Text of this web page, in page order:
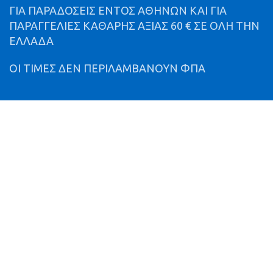
ΓΙΑ ΠΑΡΑΔΟΣΕΙΣ ΕΝΤΟΣ ΑΘΗΝΩΝ ΚΑΙ ΓΙΑ
ΠΑΡΑΓΓΕΛΙΕΣ ΚΑΘΑΡΗΣ ΑΞΙΑΣ 60 € ΣΕ ΟΛΗ ΤΗΝ
ΕΛΛΑΔΑ
ΟΙ ΤΙΜΕΣ ΔΕΝ ΠΕΡΙΛΑΜΒΑΝΟΥΝ ΦΠΑ